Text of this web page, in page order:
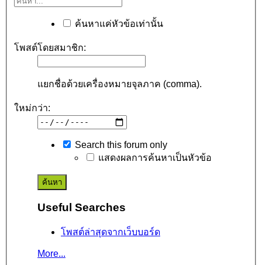
ค้นหาแค่หัวข้อเท่านั้น
โพสต์โดยสมาชิก:
แยกชื่อด้วยเครื่องหมายจุลภาค (comma).
ใหม่กว่า:
Search this forum only
แสดงผลการค้นหาเป็นหัวข้อ
Useful Searches
โพสต์ล่าสุดจากเว็บบอร์ด
More...